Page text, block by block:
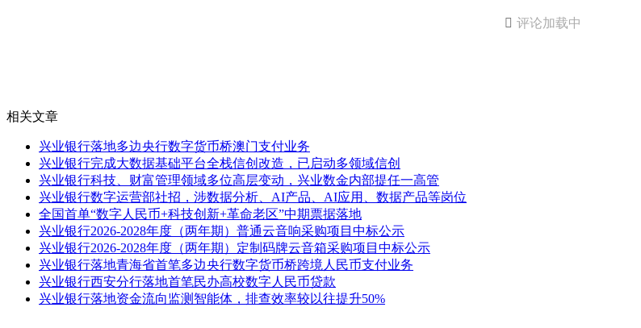
 评论加载中
相关文章
兴业银行落地多边央行数字货币桥澳门支付业务
兴业银行完成大数据基础平台全栈信创改造，已启动多领域信创
兴业银行科技、财富管理领域多位高层变动，兴业数金内部提任一高管
兴业银行数字运营部社招，涉数据分析、AI产品、AI应用、数据产品等岗位
全国首单“数字人民币+科技创新+革命老区”中期票据落地
兴业银行2026-2028年度（两年期）普通云音响采购项目中标公示
兴业银行2026-2028年度（两年期）定制码牌云音箱采购项目中标公示
兴业银行落地青海省首笔多边央行数字货币桥跨境人民币支付业务
兴业银行西安分行落地首笔民办高校数字人民币贷款
兴业银行落地资金流向监测智能体，排查效率较以往提升50%